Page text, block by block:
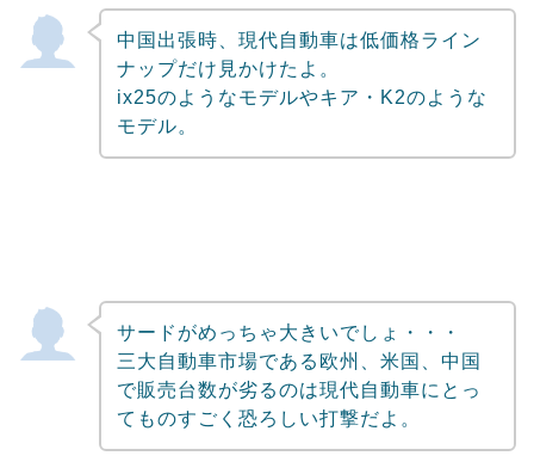
中国出張時、現代自動車は低価格ライン
ナップだけ見かけたよ。
ix25のようなモデルやキア・K2のような
モデル。
サードがめっちゃ大きいでしょ・・・
三大自動車市場である欧州、米国、中国
で販売台数が劣るのは現代自動車にとっ
てものすごく恐ろしい打撃だよ。